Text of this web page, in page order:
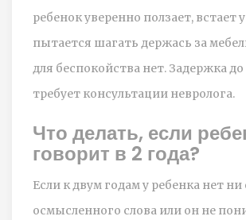
ребенок уверенно ползает, встает
пытается шагать держась за
для беспокойства нет. Задержка до
требует консультации невролога.
Что делать, если
говорит в 2 года?
Если к двум годам у ребенка нет ни
осмысленного слова или он не